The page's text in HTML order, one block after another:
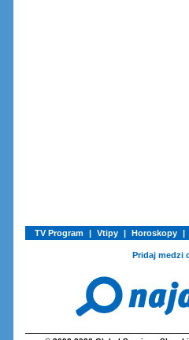
TV Program | Vtipy | Horoskopy |
Pridaj medzi